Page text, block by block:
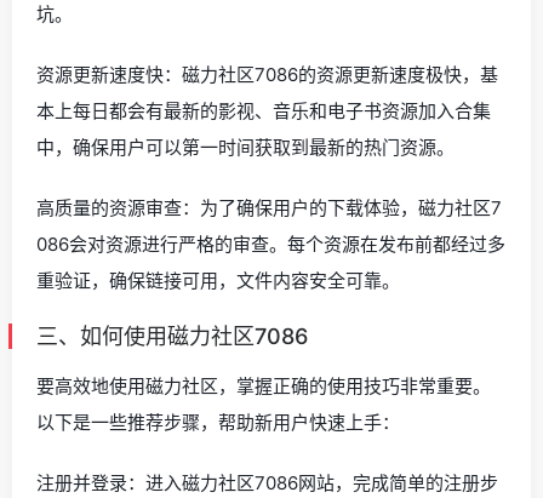
坑。
资源更新速度快：磁力社区7086的资源更新速度极快，基
本上每日都会有最新的影视、音乐和电子书资源加入合集
中，确保用户可以第一时间获取到最新的热门资源。
高质量的资源审查：为了确保用户的下载体验，磁力社区7
086会对资源进行严格的审查。每个资源在发布前都经过多
重验证，确保链接可用，文件内容安全可靠。
三、如何使用磁力社区7086
要高效地使用磁力社区，掌握正确的使用技巧非常重要。
以下是一些推荐步骤，帮助新用户快速上手：
注册并登录：进入磁力社区7086网站，完成简单的注册步